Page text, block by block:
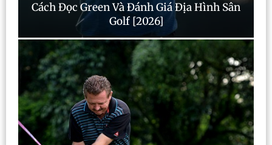
Cách Đọc Green Và Đánh Giá Địa Hình Sân
Golf [2026]